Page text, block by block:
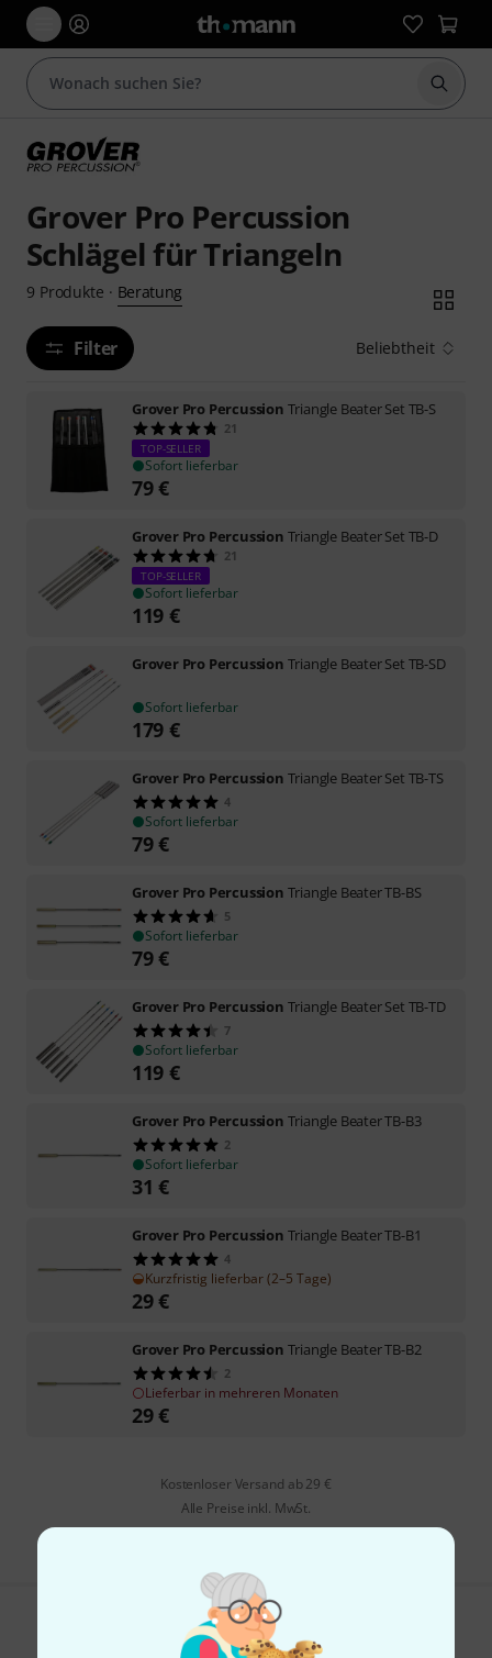
Suche
Grover Pro Percussion
Schlägel für Triangeln
9 Produkte · Beratung
Filter Beliebtheit
Grover Pro Percussion Triangle Beater Set TB-S
21
TOP-SELLER
Sofort lieferbar
79€
Grover Pro Percussion Triangle Beater Set TB-D
21
TOP-SELLER
Sofort lieferbar
119 €
Grover Pro Percussion Triangle Beater Set TB-SD
Sofort lieferbar
179 €
Grover Pro Percussion Triangle Beater Set TB-TS
4
Sofort lieferbar
79€
Grover Pro Percussion Triangle Beater TB-BS
5
Sofort lieferbar
79€
Grover Pro Percussion Triangle Beater Set TB-TD
7
Sofort lieferbar
119 €
Grover Pro Percussion Triangle Beater TB-B3
2
Sofort lieferbar
31 €
Grover Pro Percussion Triangle Beater TB-B1
4
Kurzfristig lieferbar (2–5 Tage)
29€
Grover Pro Percussion Triangle Beater TB-B2
2
Lieferbar in mehreren Monaten
29€
Kostenloser Versand ab 29 €
Alle Preise inkl. MwSt.
Gefällt Ihnen, was Sie sehen?